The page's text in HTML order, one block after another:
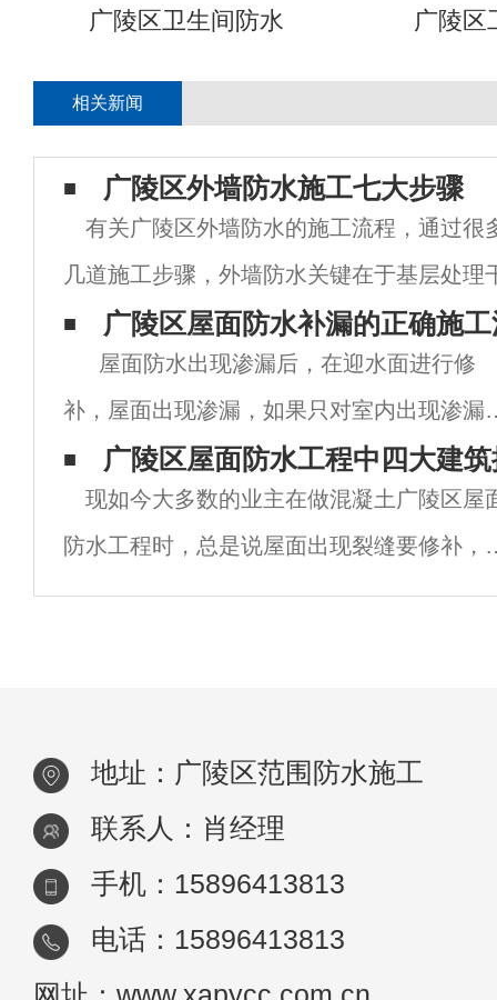
广陵区卫生间防水 广陵区
相关新闻
广陵区外墙防水施工七大步骤
有关广陵区外墙防水的施工流程，通过很
几道施工步骤，外墙防水关键在于基层处理
的施工做细节处理，应该不会有太大问题。
层，新旧面层务必处理干净，不得有杂物和
广陵区屋面防水补漏的正确施
屋面防水出现渗漏后，在迎水面进行修
补，屋面出现渗漏，如果只对室内出现渗漏
部位进行修补，仅仅解决了水不再从该位置
出，却很难保证渗漏水不会从其他部位渗出
渗漏问题并没有得到解决。专业的做
广陵区屋面防水工程中四大建
现如今大多数的业主在做混凝土广陵区屋
防水工程时，总是说屋面出现裂缝要修补，
却不知屋面有些缝是要做防水而不是修补！
地址：广陵区范围防水施工
联系人：肖经理
手机：15896413813
电话：15896413813